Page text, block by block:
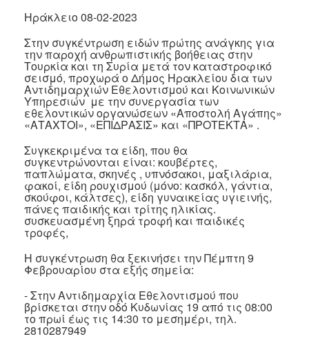
Κοινοτικής
(Κ.Α.Π.Η.)
Κέντρα
Δημιουργικής
Απασχόλησης
Παιδιών
(Κ.Δ.Α.Π.)
Ημερήσιας
Φροντίδας
Ηλικιωμένων
(Κ.Η.Φ.Η.)
Κ.Δ.Α.Π.Α.μεΑ.
Αδειοδότηση
&
Έλεγχος
Σταθμών
Δημοτικό
Ιατρείο
Ηράκλειο 08-02-2023
Στην συγκέντρωση ειδών πρώτης ανάγκης για
την παροχή ανθρωπιστικής βοήθειας στην
Τουρκία και τη Συρία μετά τον καταστροφικό
σεισμό, προχωρά ο Δήμος Ηρακλείου δια των
Αντιδημαρχιών Εθελοντισμού και Κοινωνικών
Υπηρεσιών με την συνεργασία των
εθελοντικών οργανώσεων «Αποστολή Αγάπης»
«ΑΤΑΧΤΟΙ», «ΕΠΙΔΡΑΣΙΣ» και «ΠΡΟΤΕΚΤΑ» .
Συγκεκριμένα τα είδη, που θα
συγκεντρώνονται είναι: κουβέρτες,
παπλώματα, σκηνές , υπνόσακοι, μαξιλάρια,
φακοί, είδη ρουχισμού (μόνο: κασκόλ, γάντια,
σκούφοι, κάλτσες), είδη γυναικείας υγιεινής,
πάνες παιδικής και τρίτης ηλικίας.
συσκευασμένη ξηρά τροφή και παιδικές
τροφές,
Η συγκέντρωση θα ξεκινήσει την Πέμπτη 9
Φεβρουαρίου στα εξής σημεία:
- Στην Αντιδημαρχία Εθελοντισμού που
βρίσκεται στην οδό Κυδωνίας 19 από τις 08:00
το πρωί έως τις 14:30 το μεσημέρι, τηλ.
2810287949